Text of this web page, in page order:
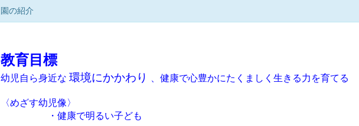
園の紹介
教育目標
幼児自ら身近な 環境にかかわり 、健康で心豊かにたくましく生きる力を育てる
〈めざす幼児像〉
・健康で明るい子ども